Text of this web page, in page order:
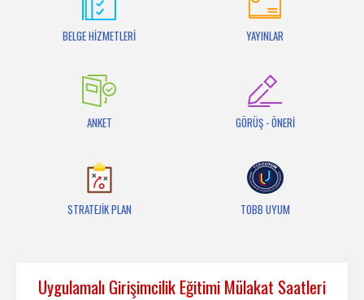
BELGE HİZMETLERİ YAYINLAR
ANKET GÖRÜŞ - ÖNERİ
STRATEJİK PLAN TOBB UYUM
Uygulamalı Girişimcilik Eğitimi Mülakat Saatleri